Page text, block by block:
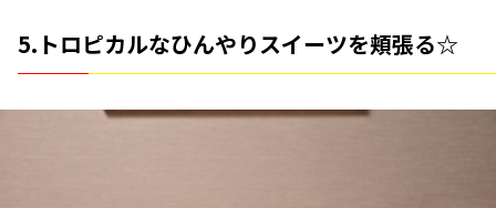
5.トロピカルなひんやりスイーツを頬張る☆